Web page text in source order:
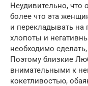
Неудивительно, что
более что эта
и перекладывать на
хлопоты и
необходимо
Поэтому близкие
внимательными к
кокетливостью,